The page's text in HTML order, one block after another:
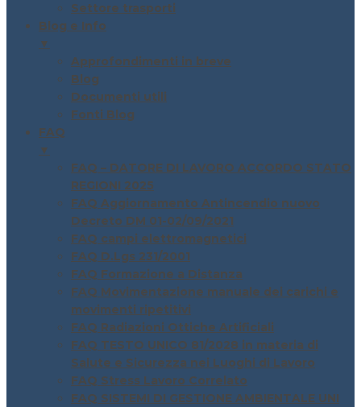
Settore trasporti
Blog e Info
▼
Approfondimenti in breve
Blog
Documenti utili
Fonti Blog
FAQ
▼
FAQ – DATORE DI LAVORO ACCORDO STATO
REGIONI 2025
FAQ Aggiornamento Antincendio nuovo
Decreto DM 01-02/09/2021
FAQ campi elettromagnetici
FAQ D.Lgs 231/2001
FAQ Formazione a Distanza
FAQ Movimentazione manuale dei carichi e
movimenti ripetitivi
FAQ Radiazioni Ottiche Artificiali
FAQ TESTO UNICO 81/2028 in materia di
Salute e Sicurezza nei Luoghi di Lavoro
FAQ Stress Lavoro Correlato
FAQ SISTEMI DI GESTIONE AMBIENTALE UNI